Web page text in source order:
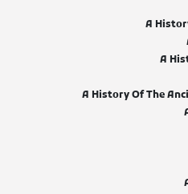
A
A
A History Of The